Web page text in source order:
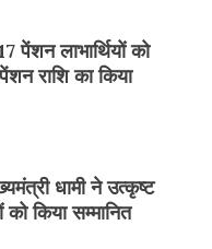
पेंशन लाभार्थियों को
राशि का किया
धामी ने उत्कृष्ट
किया सम्मानित